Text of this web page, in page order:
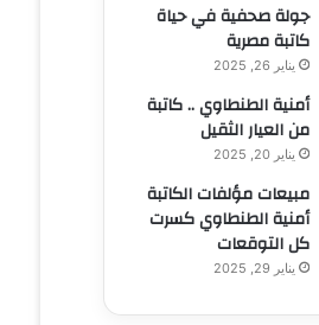
جولة صحفية في حياة
كاتبة مصرية
يناير 26, 2025
أمنية الطنطاوي .. كاتبة
من العيار الثقيل
يناير 20, 2025
مبيعات مؤلفات الكاتبة
أمنية الطنطاوي كسرت
كل التوقعات
يناير 29, 2025